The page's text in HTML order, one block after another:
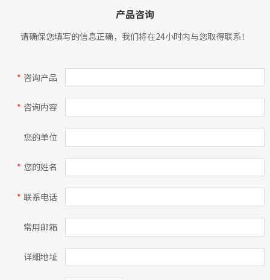
产品咨询
请确保您填写的信息正确，我们将在24小时内与您取得联系！
* 咨询产品
* 咨询内容
您的单位
* 您的姓名
* 联系电话
常用邮箱
详细地址